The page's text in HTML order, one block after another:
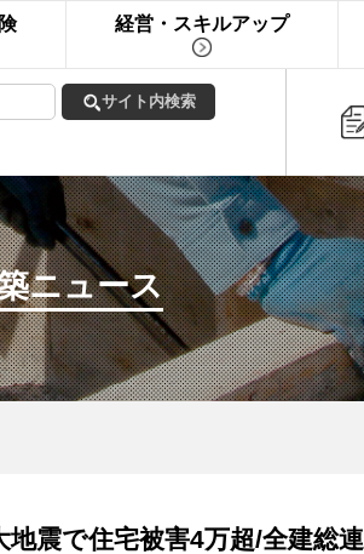
経営・スキルアップ
ニュース
地震で住宅被害4万超/全建総